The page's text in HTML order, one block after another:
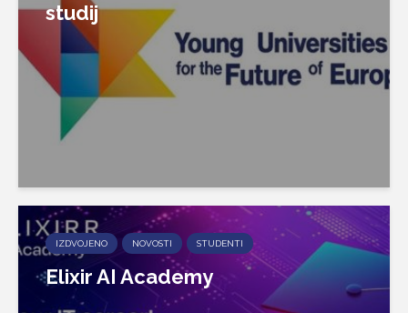
studij
IZDVOJENO NOVOSTI STUDENTI
Elixir AI Academy